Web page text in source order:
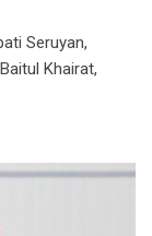
Seruyan,
Khairat,